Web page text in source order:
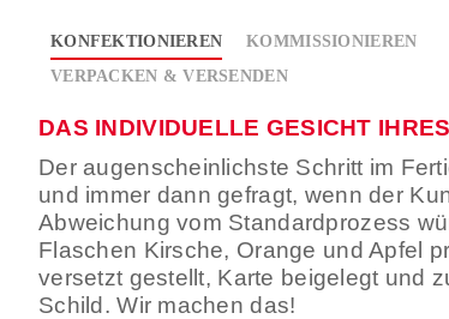
KONFEKTIONIEREN
KOMMISSIONIEREN
VERPACKEN & VERSENDEN
DAS INDIVIDUELLE GESICHT
Der augenscheinlichste Schritt im
und immer dann gefragt, wenn der
Abweichung vom Standardprozess
Flaschen Kirsche, Orange und Apfel
versetzt gestellt, Karte beigelegt und
Schild. Wir machen das!